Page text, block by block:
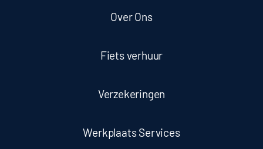
Over Ons
Fiets verhuur
Verzekeringen
Werkplaats Services